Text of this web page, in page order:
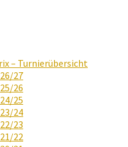
– Turnierübersicht
27
26
25
24
23
22